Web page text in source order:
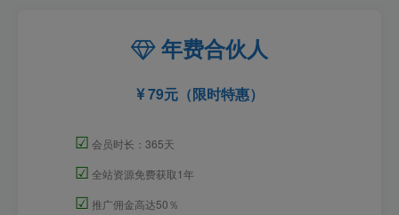
年费合伙人
79元（限时特惠）
☑ 会员时长：365天
☑ 全站资源免费获取1年
☑ 推广佣金高达50％